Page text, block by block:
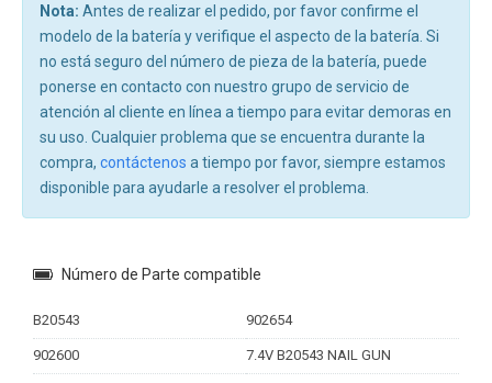
Nota: Antes de realizar el pedido, por favor confirme el
modelo de la batería y verifique el aspecto de la batería. Si
no está seguro del número de pieza de la batería, puede
ponerse en contacto con nuestro grupo de servicio de
atención al cliente en línea a tiempo para evitar demoras en
su uso. Cualquier problema que se encuentra durante la
compra, contáctenos a tiempo por favor, siempre estamos
disponible para ayudarle a resolver el problema.
Número de Parte compatible
B20543 902654
902600 7.4V B20543 NAIL GUN